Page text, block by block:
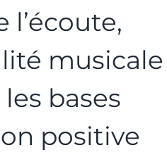
l’écoute,
musicale
bases
positive